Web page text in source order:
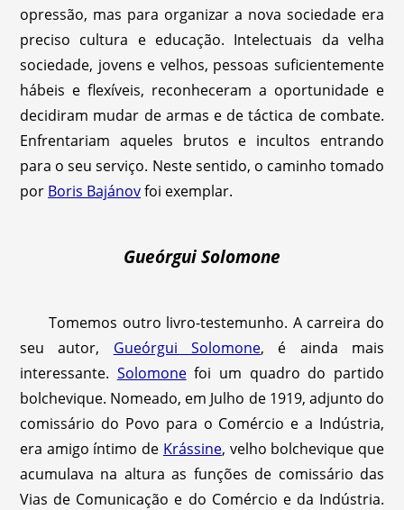
opressão, mas para organizar a nova sociedade era
preciso cultura e educação. Intelectuais da velha
sociedade, jovens e velhos, pessoas suficientemente
hábeis e flexíveis, reconheceram a oportunidade e
decidiram mudar de armas e de táctica de combate.
Enfrentariam aqueles brutos e incultos entrando
para o seu serviço. Neste sentido, o caminho tomado
por Boris Bajánovfoi exemplar.
Gueórgui Solomone
Tomemos outro livro-testemunho. A carreira do
seu autor, Gueórgui Solomone, é ainda mais
interessante. Solomonefoi um quadro do partido
bolchevique. Nomeado, em Julho de 1919, adjunto do
comissário do Povo para o Comércio e a Indústria,
era amigo íntimo de Krássine, velho bolchevique que
acumulava na altura as funções de comissário das
Vias de Comunicação e do Comércio e da Indústria.